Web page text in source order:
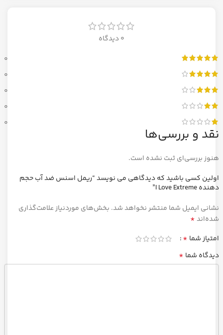
0 دیدگاه
0
0
0
0
0
نقد و بررسی‌ها
هنوز بررسی‌ای ثبت نشده است.
اولین کسی باشید که دیدگاهی می نویسد “ریمل اسنس ضد آب حجم
دهنده I Love Extreme”
نشانی ایمیل شما منتشر نخواهد شد. بخش‌های موردنیاز علامت‌گذاری
شده‌اند*
امتیاز شما *
دیدگاه شما *